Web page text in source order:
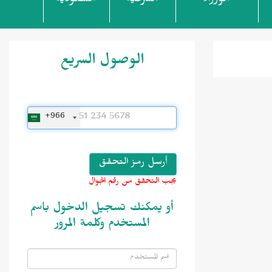
الوصول السريع
+966
يجب التحقق من رقم الجوال
أو يمكنك تسجيل الدخول باسم
المستخدم وكلمة المرور